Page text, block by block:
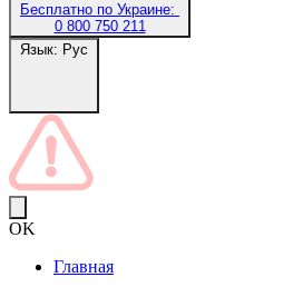
Бесплатно по Украине:
0 800 750 211
Язык: Рус
OK
Главная